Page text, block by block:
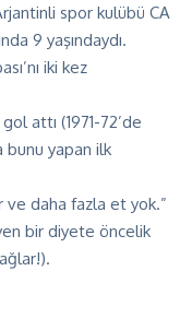
spor kulübü CA
9 yaşındaydı.
iki kez
attı (1971-72’de
bunu yapan ilk
ve daha fazla et yok.”
bir diyete öncelik